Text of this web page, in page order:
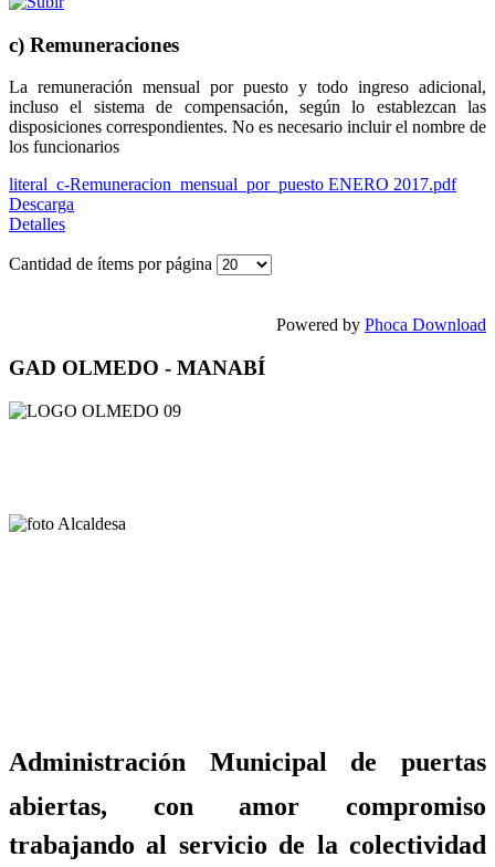
c) Remuneraciones
La remuneración mensual por puesto y todo ingreso adicional,
incluso el sistema de compensación, según lo establezcan las
disposiciones correspondientes. No es necesario incluir el nombre de
los funcionarios
literal_c-Remuneracion_mensual_por_puesto ENERO 2017.pdf
Descarga
Detalles
Cantidad de ítems por página
Powered by Phoca Download
GAD OLMEDO - MANABÍ
Administración Municipal de puertas
abiertas, con amor compromiso
trabajando al servicio de la colectividad